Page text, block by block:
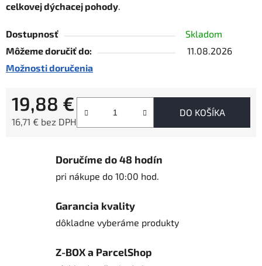
celkovej dýchacej pohody.
Dostupnosť
Skladom
Môžeme doručiť do:
11.08.2026
Možnosti doručenia
19,88 €
16,71 € bez DPH
DO KOŠÍKA
Doručíme do 48 hodín
pri nákupe do 10:00 hod.
Garancia kvality
dôkladne vyberáme produkty
Z-BOX a ParcelShop